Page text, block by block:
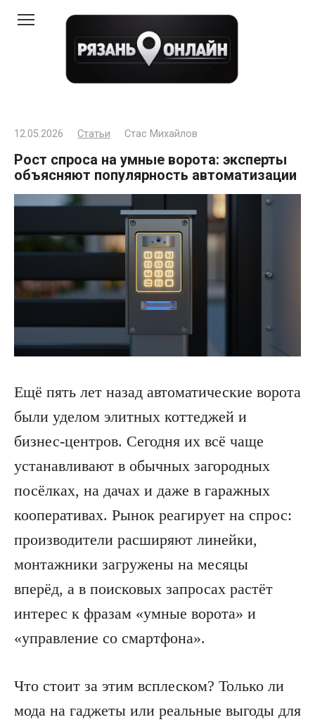
12.05.2026 Статьи Стас Михайлов
Рост спроса на умные ворота: эксперты
объясняют популярность автоматизации
Ещё пять лет назад автоматические ворота
были уделом элитных коттеджей и
бизнес-центров. Сегодня их всё чаще
устанавливают в обычных загородных
посёлках, на дачах и даже в гаражных
кооперативах. Рынок реагирует на спрос:
производители расширяют линейки,
монтажники загружены на месяцы
вперёд, а в поисковых запросах растёт
интерес к фразам «умные ворота» и
«управление со смартфона».
Что стоит за этим всплеском? Только ли
мода на гаджеты или реальные выгоды для